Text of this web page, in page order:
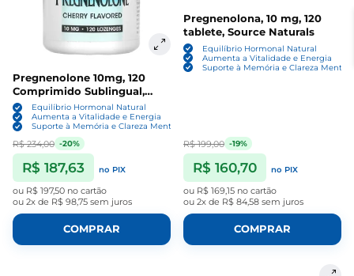
Pregnenolone 10mg, 120
Comprimido Sublingual,
Source Naturals
Equilíbrio Hormonal Natural
Aumenta a Vitalidade e Energia
Suporte à Memória e Clareza Mental
R$ 234,00 -20%
R$ 187,63 no PIX
ou R$ 197,50 no cartão
ou 2x de R$ 98,75 sem juros
COMPRAR
Pregnenolona, 10 mg, 120
tablete, Source Naturals
Equilíbrio Hormonal Natural
Aumenta a Vitalidade e Energia
Suporte à Memória e Clareza Mental
R$ 199,00 -19%
R$ 160,70 no PIX
ou R$ 169,15 no cartão
ou 2x de R$ 84,58 sem juros
COMPRAR